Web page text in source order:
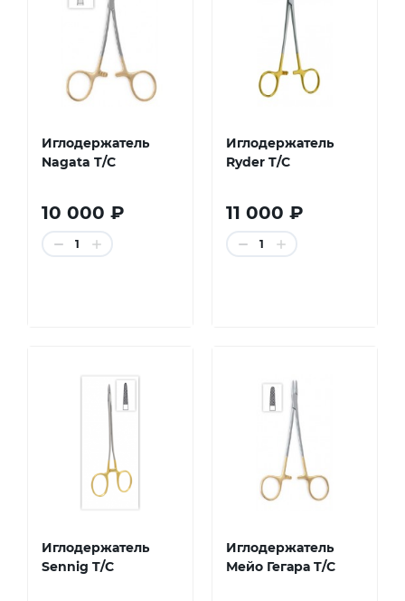
Иглодержатель
Nagata T/C
10 000 ₽
1
Иглодержатель
Ryder T/C
11 000 ₽
1
Иглодержатель
Sennig T/C
Иглодержатель
Мейо Гегара T/C